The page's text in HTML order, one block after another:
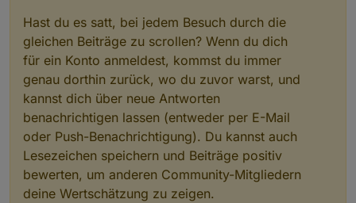
Hast du es satt, bei jedem Besuch durch die
gleichen Beiträge zu scrollen? Wenn du dich
für ein Konto anmeldest, kommst du immer
genau dorthin zurück, wo du zuvor warst, und
kannst dich über neue Antworten
benachrichtigen lassen (entweder per E-Mail
oder Push-Benachrichtigung). Du kannst auch
Lesezeichen speichern und Beiträge positiv
bewerten, um anderen Community-Mitgliedern
deine Wertschätzung zu zeigen.